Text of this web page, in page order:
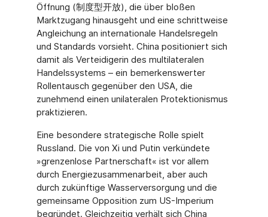
Öffnung (制度型开放), die über bloßen
Marktzugang hinausgeht und eine schrittweise
Angleichung an internationale Handelsregeln
und Standards vorsieht. China positioniert sich
damit als Verteidigerin des multilateralen
Handelssystems – ein bemerkenswerter
Rollentausch gegenüber den USA, die
zunehmend einen unilateralen Protektionismus
praktizieren.
Eine besondere strategische Rolle spielt
Russland. Die von Xi und Putin verkündete
»grenzenlose Partnerschaft« ist vor allem
durch Energiezusammenarbeit, aber auch
durch zukünftige Wasserversorgung und die
gemeinsame Opposition zum US-Imperium
begründet. Gleichzeitig verhält sich China